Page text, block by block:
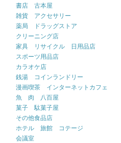
書店 古本屋
雑貨 アクセサリー
薬局 ドラッグストア
クリーニング店
家具 リサイクル 日用品店
スポーツ用品店
カラオケ店
銭湯 コインランドリー
漫画喫茶 インターネットカフェ
魚 肉 八百屋
菓子 駄菓子屋
その他食品店
ホテル 旅館 コテージ
会議室